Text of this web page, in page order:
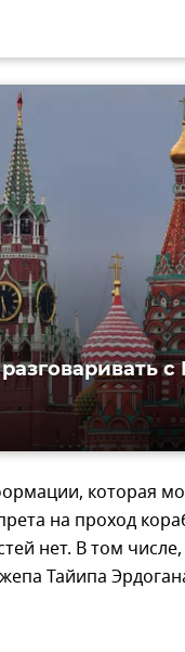
которая
на проход
нет. В том
Тайипа